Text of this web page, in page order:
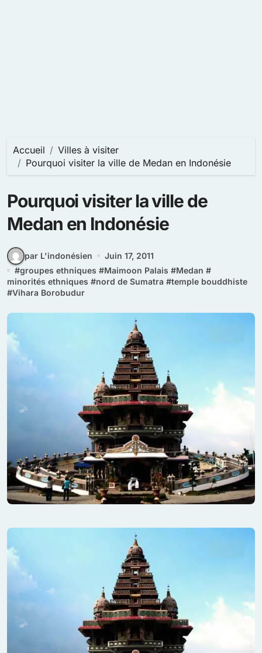
Accueil
Villes à visiter
Pourquoi visiter la ville de Medan en Indonésie
Pourquoi visiter la ville de
Medan en Indonésie
par L'indonésien
Juin 17, 2011
#groupes ethniques #Maimoon Palais #Medan #
minorités ethniques #nord de Sumatra #temple bouddhiste
#Vihara Borobudur